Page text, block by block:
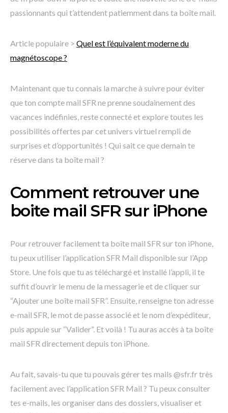
passionnants qui t’attendent patiemment dans ta boîte mail.
Article populaire > Quel est l’équivalent moderne du
magnétoscope ?
Maintenant que tu connais la marche à suivre pour éviter
que ton compte mail SFR ne prenne soudainement des
vacances indéfinies, reste connecté et explore toutes les
possibilités offertes par cet univers virtuel rempli de
surprises et d’opportunités ! Qui sait ce que demain te
réserve dans ta boîte mail ?
Comment retrouver une
boite mail SFR sur iPhone
Pour retrouver facilement ta boîte mail SFR sur ton iPhone,
tu peux utiliser l’application SFR Mail disponible sur l’App
Store. Une fois que tu as téléchargé et installé l’appli, il te
suffit d’ouvrir le menu de la messagerie et de cliquer sur
“Ajouter une boîte mail SFR”. Ensuite, renseigne ton adresse
e-mail SFR, le mot de passe associé et le nom d’expéditeur,
puis appuie sur “Valider”. Et voilà ! Tu auras accès à ta boîte
mail SFR directement depuis ton iPhone.
Au fait, savais-tu que tu pouvais gérer tes mails @sfr.fr très
facilement avec l’application SFR Mail ? Tu peux consulter
tes e-mails, les organiser dans des dossiers, visualiser et